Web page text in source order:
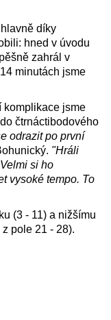
díky
hned v úvodu
zahrál v
minutách jsme
komplikace jsme
čtrnáctibodového
odrazit po první
"Hráli
si ho
vysoké tempo. To
(3 - 11) a nižšímu
pole 21 - 28).